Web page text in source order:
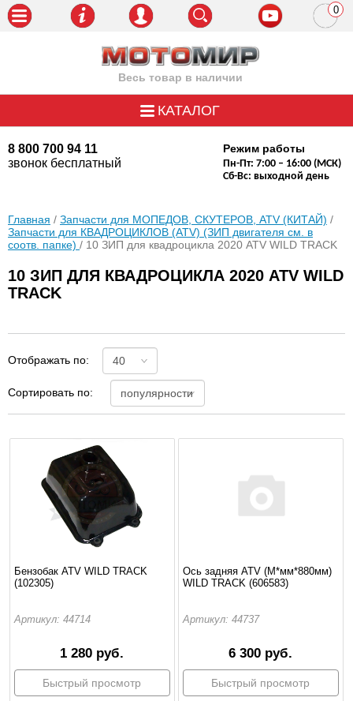
Весь товар в наличии
8 800 700 94 11
звонок бесплатный
Режим работы
Пн-Пт: 7:00 – 16:00 (МСК)
Сб-Вс: выходной день
0
КАТАЛОГ
Главная / Запчасти для МОПЕДОВ, СКУТЕРОВ, ATV (КИТАЙ) /
Запчасти для КВАДРОЦИКЛОВ (ATV) (ЗИП двигателя см. в
соотв. папке) / 10 ЗИП для квадроцикла 2020 ATV WILD TRACK
10 ЗИП ДЛЯ КВАДРОЦИКЛА 2020 ATV WILD
TRACK
Отображать по:
Сортировать по:
Бензобак ATV WILD TRACK
(102305)
Артикул: 44714
1 280 руб.
Быстрый просмотр
Ось задняя ATV (М*мм*880мм)
WILD TRACK (606583)
Артикул: 44737
6 300 руб.
Быстрый просмотр